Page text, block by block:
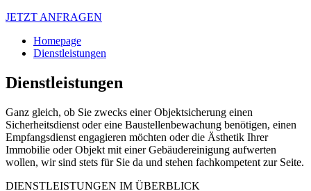
JETZT ANFRAGEN
Homepage
Dienstleistungen
Dienstleistungen
Ganz gleich, ob Sie zwecks einer Objektsicherung einen
Sicherheitsdienst oder eine Baustellenbewachung benötigen, einen
Empfangsdienst engagieren möchten oder die Ästhetik Ihrer
Immobilie oder Objekt mit einer Gebäudereinigung aufwerten
wollen, wir sind stets für Sie da und stehen fachkompetent zur Seite.
DIENSTLEISTUNGEN IM ÜBERBLICK